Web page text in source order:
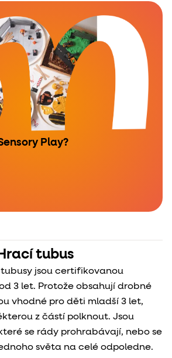
Play?
tubus
jsou certifikovanou
3 let. Protože obsahují drobné
vhodné pro děti mladší 3 let,
z částí polknout. Jsou
se rády prohrabávají, nebo se
světa na celé odpoledne.